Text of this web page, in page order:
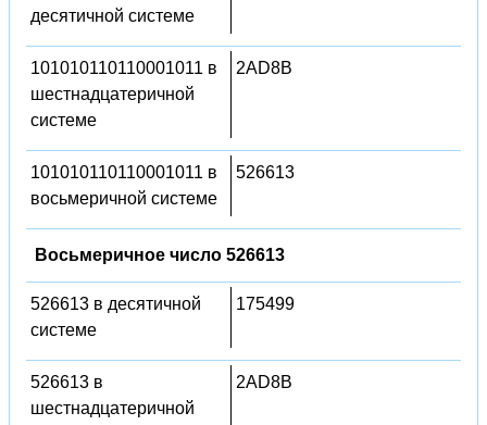
десятичной системе
101010110110001011 в
шестнадцатеричной
системе
2AD8B
101010110110001011 в
восьмеричной системе
526613
Восьмеричное число 526613
526613 в десятичной
системе
175499
526613 в
шестнадцатеричной
2AD8B